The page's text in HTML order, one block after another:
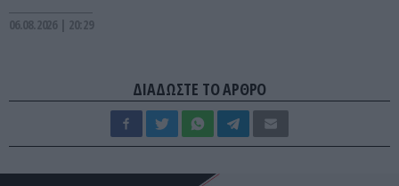
06.08.2026 | 20:29
ΔΙΑΔΩΣΤΕ ΤΟ ΑΡΘΡΟ